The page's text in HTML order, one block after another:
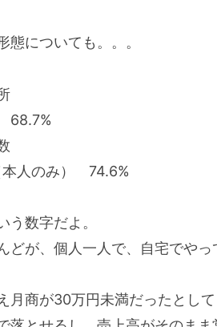
態についても。。。
68.7%
本人のみ） 74.6%
数字だよ。
どが、個人一人で、自宅でやっ
月商が30万円未満だったとし